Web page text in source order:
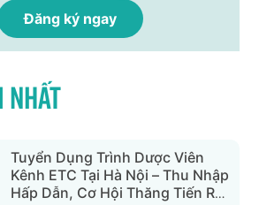
nhất
Tuyển Dụng Trình Dược Viên
Kênh ETC Tại Hà Nội – Thu Nhập
Hấp Dẫn, Cơ Hội Thăng Tiến Rõ